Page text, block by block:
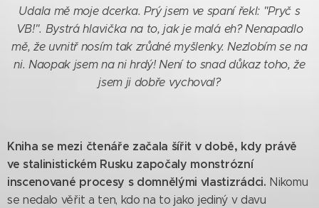
Udala mě moje dcerka. Prý jsem ve spaní řekl: "Pryč s
VB!". Bystrá hlavička na to, jak je malá eh? Nenapadlo
mě, že uvnitř nosím tak zrůdné myšlenky. Nezlobím se na
ni. Naopak jsem na ni hrdý! Není to snad důkaz toho, že
jsem ji dobře vychoval?
Kniha se mezi čtenáře začala šířit v době, kdy právě
ve stalinistickém Rusku započaly monstrózní
inscenované procesy s domnělými vlastizrádci. Nikomu
se nedalo věřit a ten, kdo na to jako jediný v davu